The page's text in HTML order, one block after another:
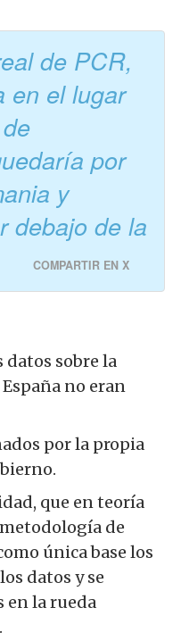
de PCR,
en el lugar
por
y
debajo de la
COMPARTIR EN X
sobre la
no eran
por la propia
que en teoría
de
única base los
datos y se
en la rueda